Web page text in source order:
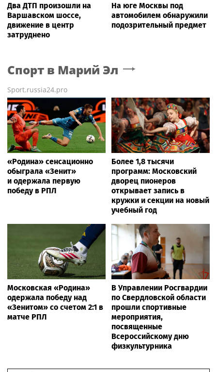
Два ДТП произошли на
Варшавском шоссе,
движение в центр
затруднено
На юге Москвы под
автомобилем обнаружили
подозрительный предмет
Спорт в Марий Эл
Sport.russia24.pro
«Родина» сенсационно
обыграла «Зенит»
и одержала первую
победу в РПЛ
Более 1,8 тысячи
программ: Московский
дворец пионеров
открывает запись в
кружки и секции на новый
учебный год
Московская «Родина»
одержала победу над
«Зенитом» со счетом 2:1 в
матче РПЛ
В Управлении Росгвардии
по Свердловской области
прошли спортивные
мероприятия,
посвященные
Всероссийскому дню
физкультурника